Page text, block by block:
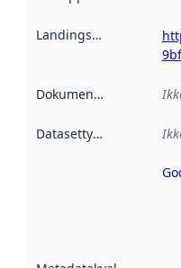
Landingsside
Dokumentasjon
Datasettype